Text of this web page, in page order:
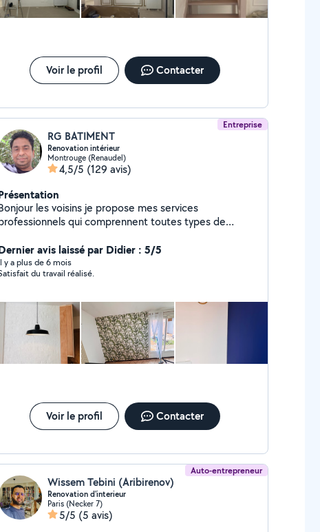
Voir le profil Contacter
Entreprise
RG BATIMENT
Renovation intérieur
Montrouge (Renaudel)
4,5/5 (129 avis)
les voisins je propose mes services
qui comprennent toutes types de
rest a votre disposition merci
avis laissé par Didier : 5/5
y a plus de 6 mois
du travail réalisé.
Voir le profil Contacter
Auto-entrepreneur
Wissem Tebini (Aribirenov)
Renovation d'interieur
Paris (Necker 7)
5/5 (5 avis)